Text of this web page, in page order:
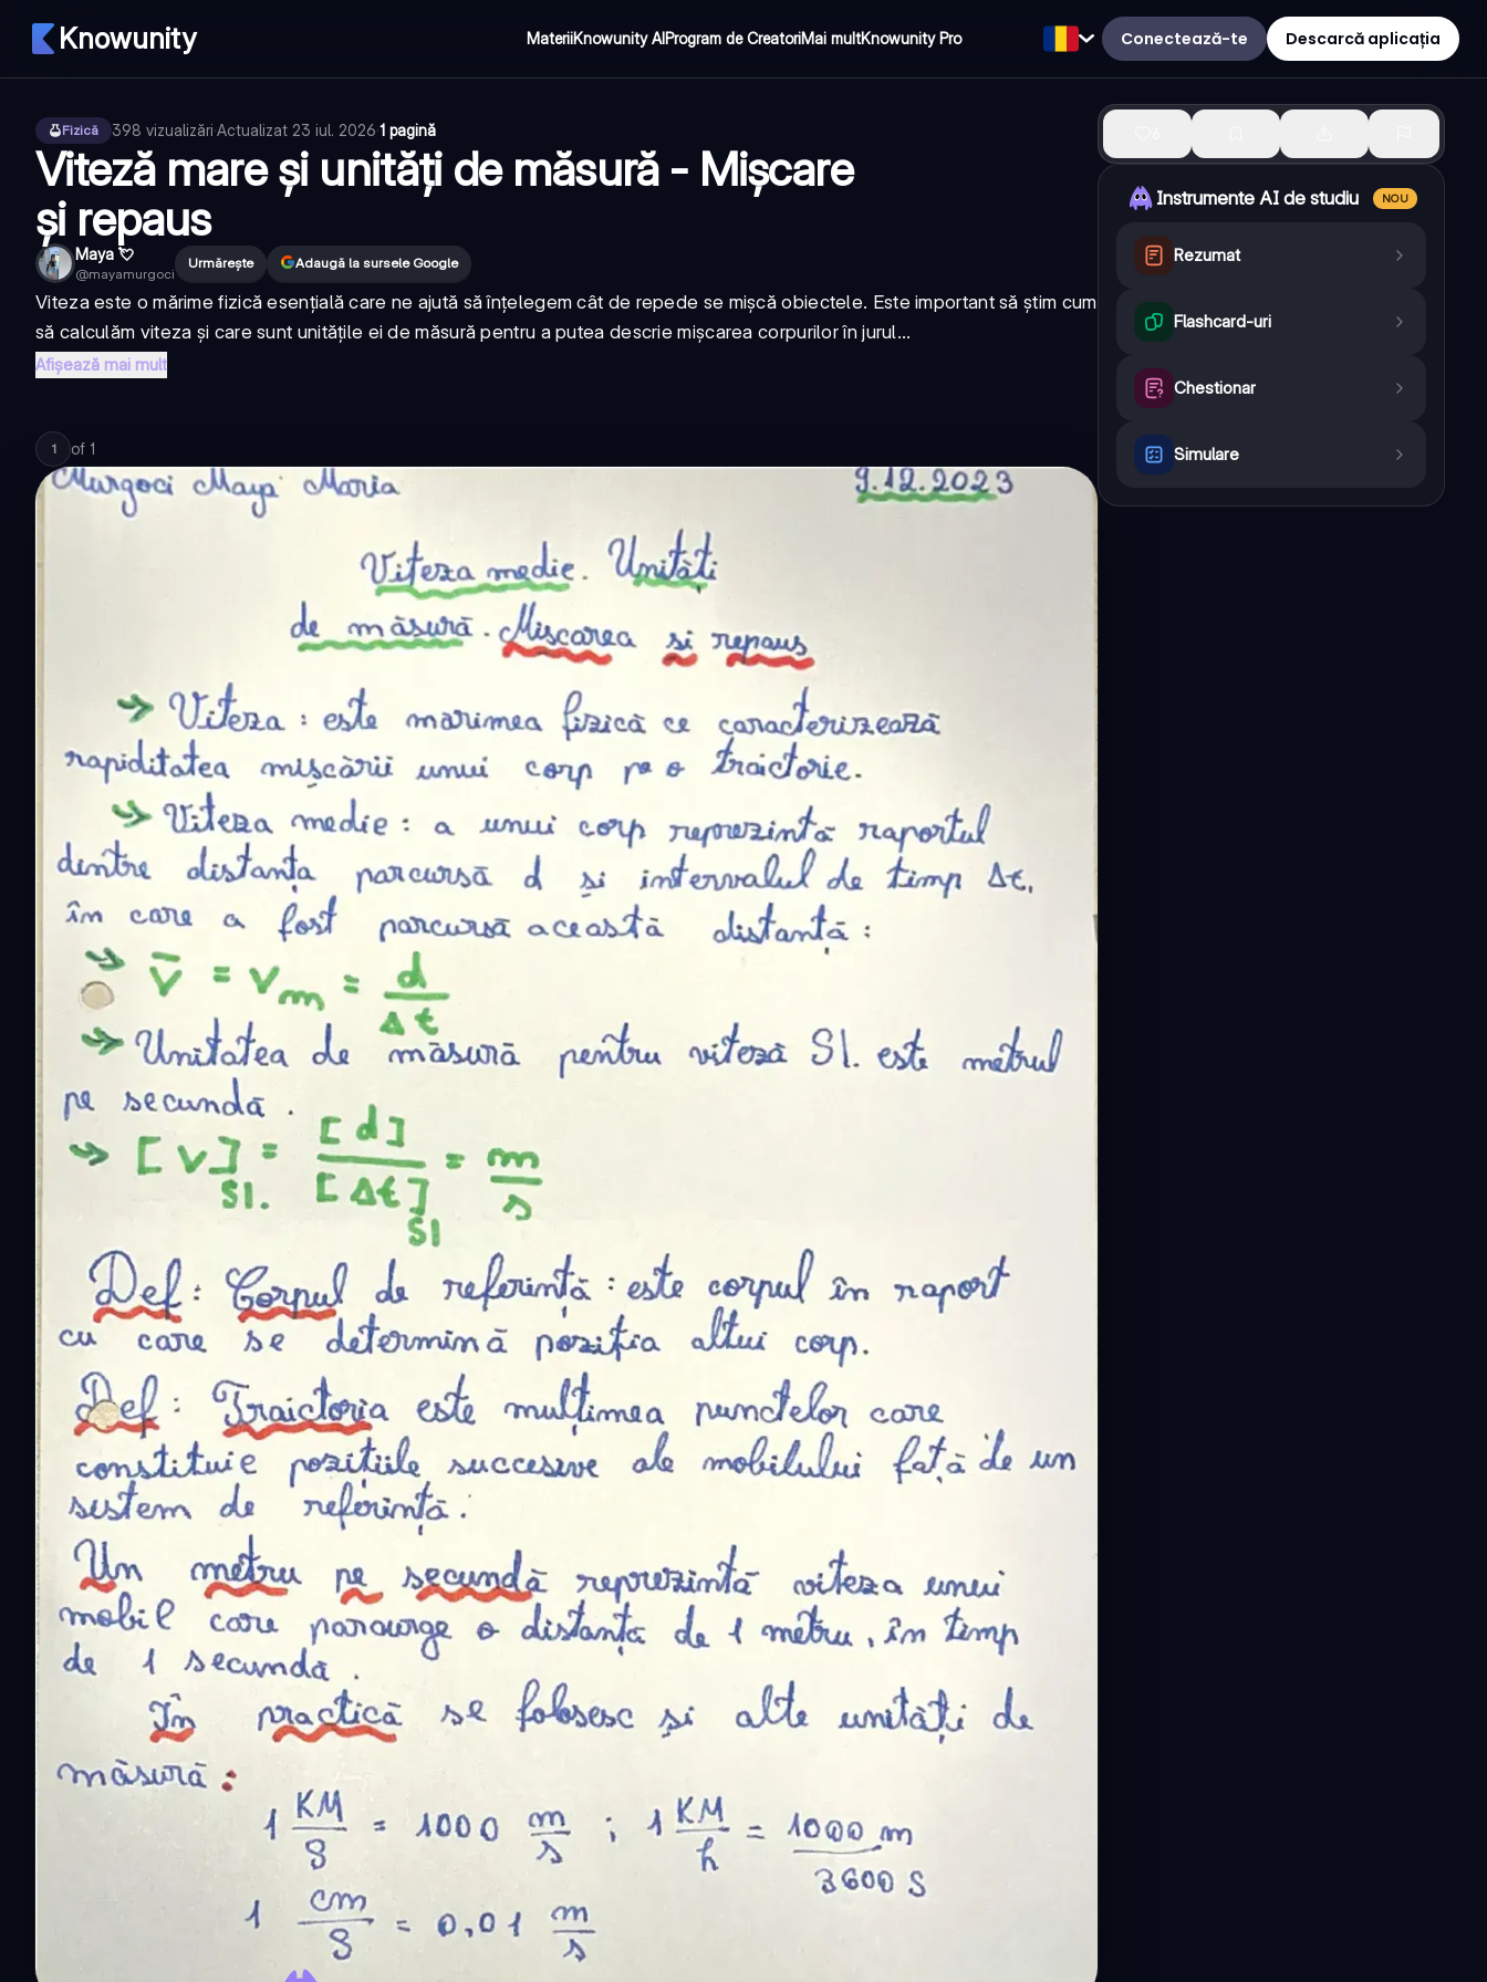
Knowunity MateriiKnowunity AIProgram de CreatoriMai multKnowunity Pro Conectează-te Descarcă aplicația
Fizică 398 vizualizări·Actualizat 23 iul. 2026·1 pagină
Viteză mare și unități de măsură - Mișcare
și repaus
Maya 💘
@mayamurgoci
Urmărește Adaugă la sursele Google
Viteza este o mărime fizică esențială care ne ajută să înțelegem cât de repede se mișcă obiectele. Este important să știm cum
să calculăm viteza și care sunt unitățile ei de măsură pentru a putea descrie mișcarea corpurilor în jurul...
Afișează mai mult
1 of 1
Instrumente AI de studiu NOU
Rezumat
Flashcard-uri
Chestionar
Simulare